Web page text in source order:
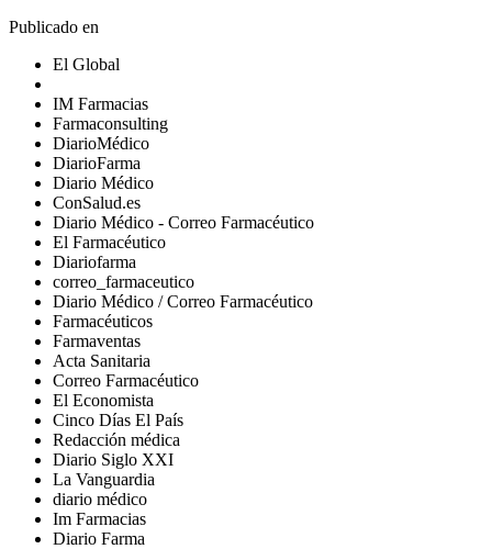
Publicado en
El Global
IM Farmacias
Farmaconsulting
DiarioMédico
DiarioFarma
Diario Médico
ConSalud.es
Diario Médico - Correo Farmacéutico
El Farmacéutico
Diariofarma
correo_farmaceutico
Diario Médico / Correo Farmacéutico
Farmacéuticos
Farmaventas
Acta Sanitaria
Correo Farmacéutico
El Economista
Cinco Días El País
Redacción médica
Diario Siglo XXI
La Vanguardia
diario médico
Im Farmacias
Diario Farma